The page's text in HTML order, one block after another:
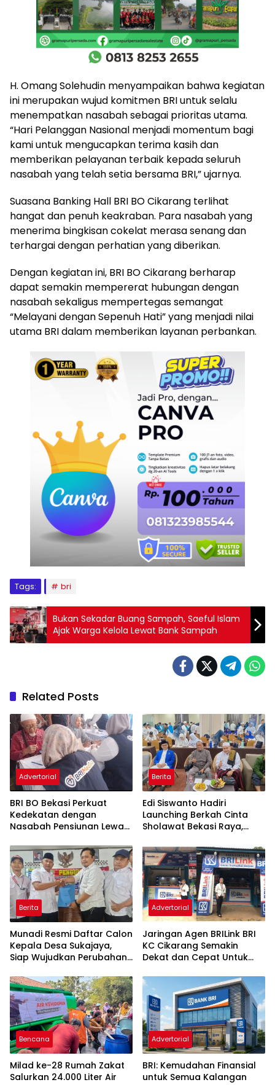
H. Omang Solehudin menyampaikan bahwa kegiatan
ini merupakan wujud komitmen BRI untuk selalu
menempatkan nasabah sebagai prioritas utama.
“Hari Pelanggan Nasional menjadi momentum bagi
kami untuk mengucapkan terima kasih dan
memberikan pelayanan terbaik kepada seluruh
nasabah yang telah setia bersama BRI,” ujarnya.
Suasana Banking Hall BRI BO Cikarang terlihat
hangat dan penuh keakraban. Para nasabah yang
menerima bingkisan cokelat merasa senang dan
terhargai dengan perhatian yang diberikan.
Dengan kegiatan ini, BRI BO Cikarang berharap
dapat semakin mempererat hubungan dengan
nasabah sekaligus mempertegas semangat
“Melayani dengan Sepenuh Hati” yang menjadi nilai
utama BRI dalam memberikan layanan perbankan.
Tags: bri
Bukan Sekadar Buang Sampah, Saeful Islam
Ajak Warga Kelola Lewat Bank Sampah
Related Posts
Advertorial
BRI BO Bekasi Perkuat
Kedekatan dengan
Nasabah Pensiunan Lewat
Berita
Edi Siswanto Hadiri
Launching Berkah Cinta
Sholawat Bekasi Raya,
yang Amanah
Berita
Munadi Resmi Daftar Calon
Kepala Desa Sukajaya,
Siap Wujudkan Perubahan
Advertorial
Jaringan Agen BRILink BRI
KC Cikarang Semakin
Dekat dan Cepat Untuk
Bencana
Milad ke-28 Rumah Zakat
Salurkan 24.000 Liter Air
Advertorial
BRI: Kemudahan Finansial
untuk Semua Kalangan